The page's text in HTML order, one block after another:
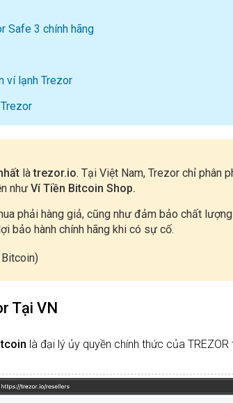
Safe 3 chính hãng
ví lạnh Trezor
làtrezor.io. Tại Việt Nam, Trezor chỉ phân
như Ví Tiền Bitcoin Shop.
phải hàng giả, cũng như đảm bảo chất
bảo hành chính hãng khi có sự cố.
Tại VN
là đại lý ủy quyền chính thức của TREZOR